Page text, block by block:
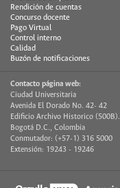
Rendición de cuentas
Concurso docente
Pago Virtual
Control interno
Calidad
Buzón de notificaciones
Contacto página web:
Ciudad Universitaria
Avenida El Dorado No. 42- 42
Edificio Archivo Historico (500B).
Bogotá D.C., Colombia
Conmutador: (+57-1) 316 5000
Extensión: 19243 - 19246